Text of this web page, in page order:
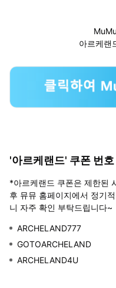
아르케랜
'아르케랜드' 쿠폰 번호
*아르케랜드 쿠폰은 제한된
후 뮤뮤 홈페이지에서 정기
니 자주 확인 부탁드립니다~
ARCHELAND777
GOTOARCHELAND
ARCHELAND4U